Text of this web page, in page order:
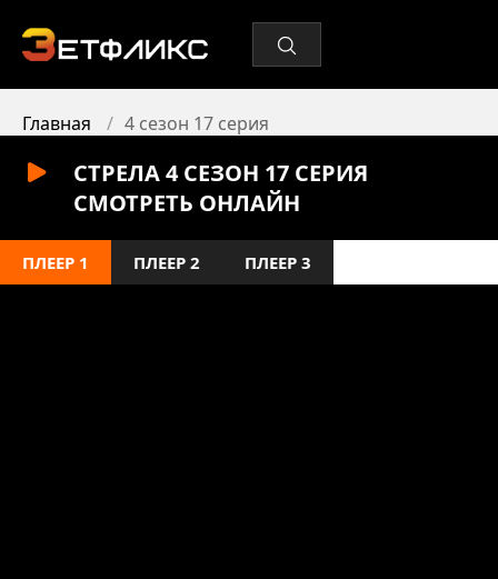
Главная 4 сезон 17 серия
СТРЕЛА 4 СЕЗОН 17 СЕРИЯ
СМОТРЕТЬ ОНЛАЙН
ПЛЕЕР 1 ПЛЕЕР 2 ПЛЕЕР 3